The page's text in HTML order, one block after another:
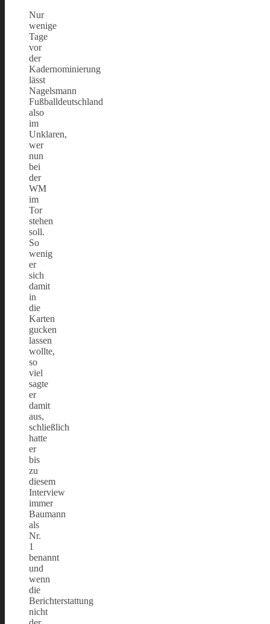
Nur
wenige
Tage
vor
der
Kadernominierung
lässt
Nagelsmann
Fußballdeutschland
also
im
Unklaren,
wer
nun
bei
der
WM
im
Tor
stehen
soll.
So
wenig
er
sich
damit
in
die
Karten
gucken
lassen
wollte,
so
viel
sagte
er
damit
aus,
schließlich
hatte
er
bis
zu
diesem
Interview
immer
Baumann
als
Nr.
1
benannt
und
wenn
die
Berichterstattung
nicht